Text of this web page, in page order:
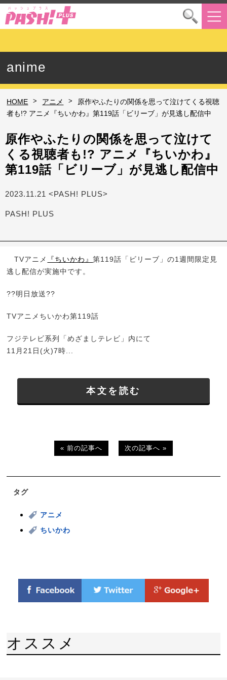
anime
HOME > アニメ >
原作やふたりの関係を思って泣けてくる視聴
者も!? アニメ『ちいかわ』第119話「ビリーブ」が見逃し配信中
原作やふたりの関係を思って泣けて
くる視聴者も!? アニメ『ちいかわ』
第119話「ビリーブ」が見逃し配信中
2023.11.21 <PASH! PLUS>
PASH! PLUS
TVアニメ 『ちいかわ』第119話「ビリーブ」の1週間限定見
逃し配信が実施中です。
??明日放送??
TVアニメちいかわ第119話
フジテレビ系列「めざましテレビ」内にて
11月21日(火)7時...
本文を読む
« 前の記事へ 次の記事へ »
タグ
アニメ
ちいかわ
オススメ